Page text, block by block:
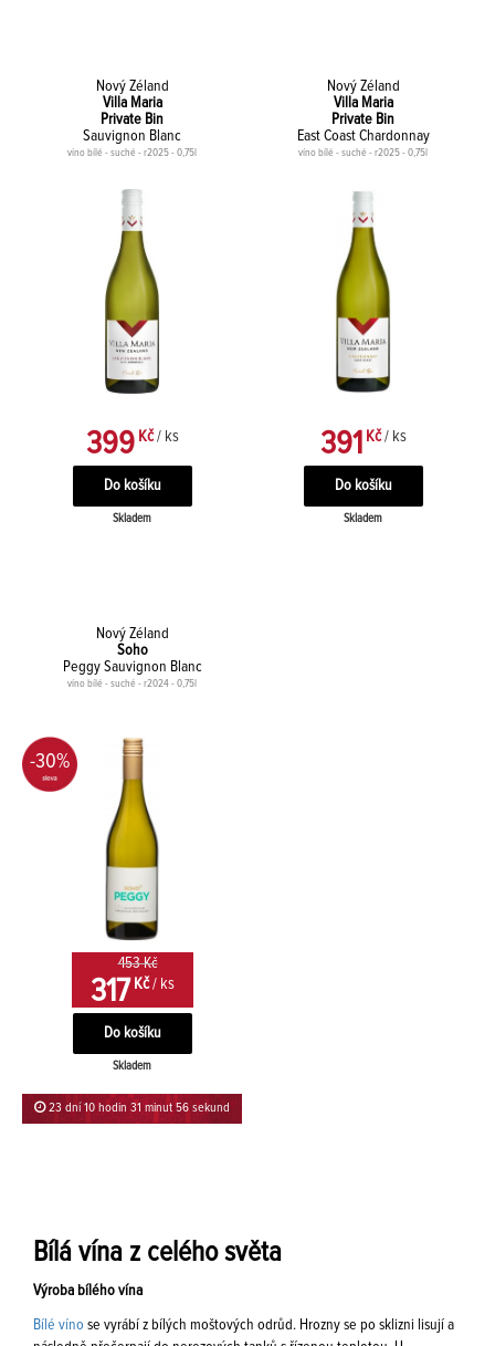
Nový Zéland
Villa Maria
Private Bin
Sauvignon Blanc
víno bílé - suché - r2025 - 0,75l
399Kč / ks
Skladem
Nový Zéland
Villa Maria
Private Bin
East Coast Chardonnay
víno bílé - suché - r2025 - 0,75l
391 Kč / ks
Skladem
Nový Zéland
Soho
Peggy Sauvignon Blanc
víno bílé - suché - r2024 - 0,75l
-30%
453 Kč
317Kč / ks
Skladem
23 dní 10 hodin 31 minut 56 sekund
Bílá vína z celého světa
Výroba bílého vína
Bílé víno se vyrábí z bílých moštových odrůd. Hrozny se po sklizni lisují a